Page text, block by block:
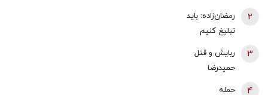
سوزی گسترده
در پالایشگاه
سیزران
رمضان‌زاده: باید
تبلیغ کنیم
ضداسرائیلی
است، نه
ضدایرانی | ما
2
ربایش و قتل
حمیدرضا
3
حمله 4